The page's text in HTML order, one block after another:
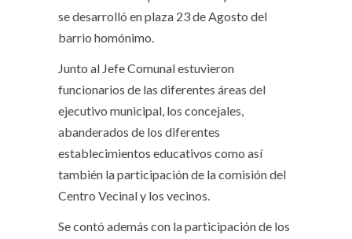
se desarrolló en plaza 23 de Agosto del
barrio homónimo.
Junto al Jefe Comunal estuvieron
funcionarios de las diferentes áreas del
ejecutivo municipal, los concejales,
abanderados de los diferentes
establecimientos educativos como así
también la participación de la comisión del
Centro Vecinal y los vecinos.
Se contó además con la participación de los